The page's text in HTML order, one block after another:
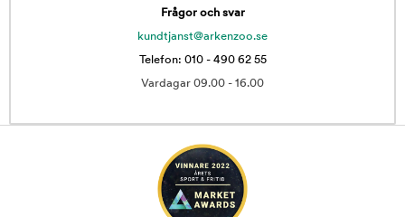
Frågor och svar
kundtjanst@arkenzoo.se
Telefon: 010 - 490 62 55
Vardagar 09.00 - 16.00